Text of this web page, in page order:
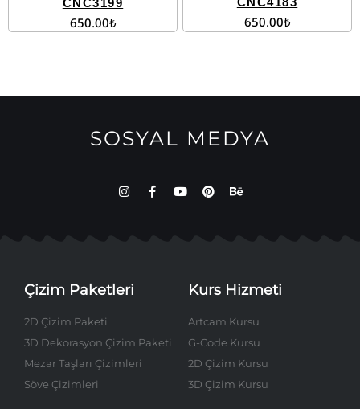
650.00₺ 650.00₺
SOSYAL MEDYA
Çizim Paketleri
2D Çizim Paketi
3D Dekorasyon Çizim Paketi
Mezar Taşları Çizimleri
Söve Çizimleri
Kurs Hizmeti
Artcam Kursu
G-Code Kursu
2D Çizim Kursu
3D Çizim Kursu